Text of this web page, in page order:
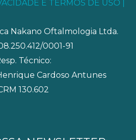
r
m
e
E TERMOS DE USO |
Nakano Oftalmologia Ltda.
0001-91
Técnico:
Cardoso Antunes
130.602